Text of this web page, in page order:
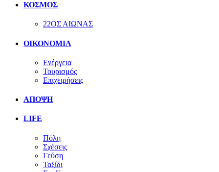
ΚΟΣΜΟΣ
22ΟΣ ΑΙΩΝΑΣ
ΟΙΚΟΝΟΜΙΑ
Ενέργεια
Τουρισμός
Επιχειρήσεις
ΑΠΟΨΗ
LIFE
Πόλη
Σχέσεις
Γεύση
Ταξίδι